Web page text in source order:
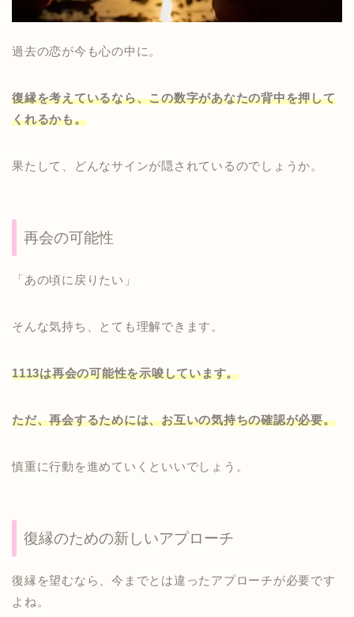
過去の恋が今も心の中に。
復縁を考えているなら、この数字があなたの背中を押して
くれるかも。
果たして、どんなサインが隠されているのでしょうか。
再会の可能性
「あの頃に戻りたい」
そんな気持ち、とても理解できます。
1113は再会の可能性を示唆しています。
ただ、再会するためには、お互いの気持ちの確認が必要。
慎重に行動を進めていくといいでしょう。
復縁のための新しいアプローチ
復縁を望むなら、今までとは違ったアプローチが必要です
よね。